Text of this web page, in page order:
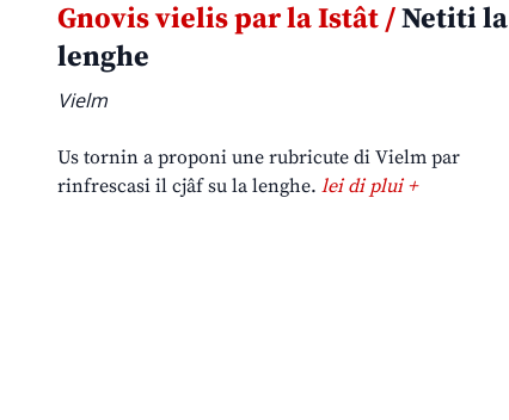
Gnovis vielis par la Istât /Netiti la
lenghe
Vielm
Us tornin a proponi une rubricute di Vielm par
rinfrescasi il cjâf su la lenghe. lei di plui +